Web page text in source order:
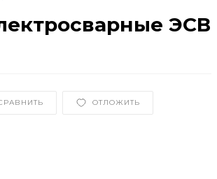
ЭСВ
ОТЛОЖИТЬ